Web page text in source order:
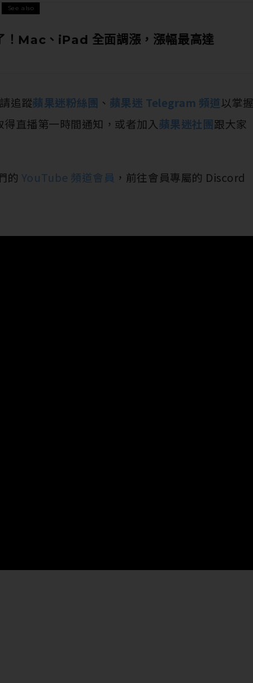
See also
！Mac、iPad 全面調漲，漲幅最高達
追蹤蘋果迷粉絲團 、 蘋果迷 Telegram 頻道以掌握
得直播第一時間通知，或者加入蘋果迷社團跟大家
的 YouTube 頻道會員 ，前往會員專屬的 Discord